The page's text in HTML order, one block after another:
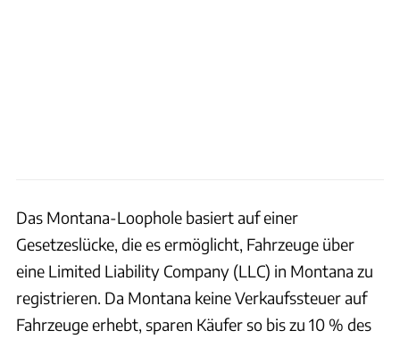
Das Montana-Loophole basiert auf einer
Gesetzeslücke, die es ermöglicht, Fahrzeuge über
eine Limited Liability Company (LLC) in Montana zu
registrieren. Da Montana keine Verkaufssteuer auf
Fahrzeuge erhebt, sparen Käufer so bis zu 10 % des